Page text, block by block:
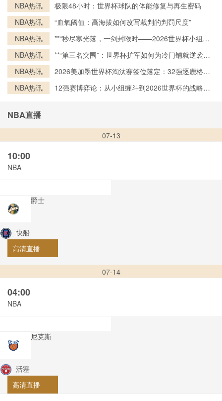
NBA热讯
极限48小时：世界杯球队的体能修复与再生密码
NBA热讯
“血氧阈值：高海拔如何改写裁判的判罚尺度”
NBA热讯
**“秒尽寒光落，一剑封喉时——2026世界杯小组赛
NBA热讯
**“第三名突围”：世界杯扩军如何为冷门铺就逆袭之
NBA热讯
2026美加墨世界杯淘汰赛签位落定：32强逐鹿格局
NBA热讯
12强赛博弈论：从小组缠斗到2026世界杯的战略跃
NBA直播
07-13
10:00
NBA
爵士
快船
高清直播
07-14
04:00
NBA
尼克斯
活塞
高清直播